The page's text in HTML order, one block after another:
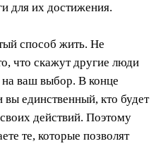
для их достижения.
способ жить. Не
что скажут другие люди
ваш выбор. В конце
единственный, кто будет
действий. Поэтому
те, которые позволят